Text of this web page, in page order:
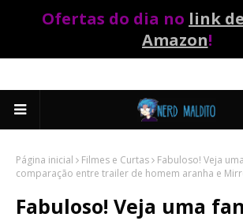
Ofertas do dia no link
Amazon!
Página inicial Filmes e Curtas
Fabuloso! Veja
comparação entre trailer de homem aranha e
Fabuloso! Veja uma